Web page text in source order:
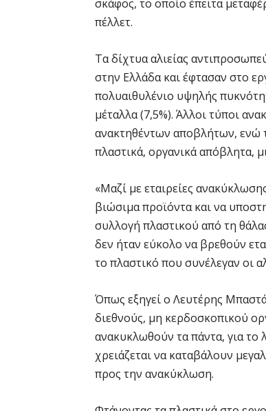
σκάφος, το οποίο έπειτα
πέλλετ.
Τα δίχτυα αλιείας
στην Ελλάδα και έφτασαν στο
πολυαιθυλένιο υψηλής
μέταλλα (7,5%). Άλλοι τύποι
ανακτηθέντων αποβλήτων, ενώ
πλαστικά, οργανικά απόβλητα,
«Μαζί με εταιρείες
βιώσιμα προϊόντα και να
συλλογή πλαστικού από τη
δεν ήταν εύκολο να βρεθούν
το πλαστικό που συνέλεγαν οι
Όπως εξηγεί ο Λευτέρης
διεθνούς, μη κερδοσκοπικού
ανακυκλωθούν τα πάντα, για
χρειάζεται να καταβάλουν
προς την ανακύκλωση.